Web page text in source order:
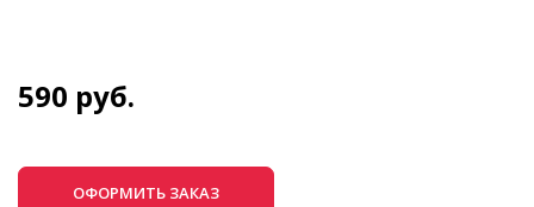
590 руб.
ОФОРМИТЬ ЗАКАЗ